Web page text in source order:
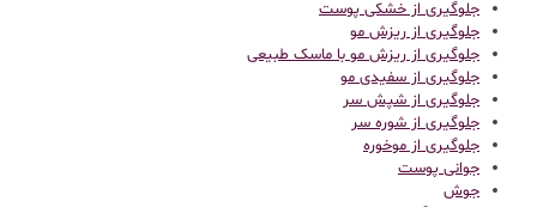
جلوگیری از خشکی پوست
جلوگیری از ریزش مو
جلوگیری از ریزش مو با ماسک طبیعی
جلوگیری از سفیدی مو
جلوگیری از شپش سر
جلوگیری از شوره سر
جلوگیری از موخوره
جوانی پوست
جوش